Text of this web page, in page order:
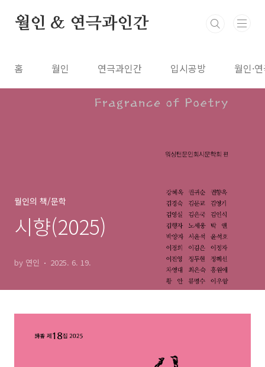
월인 & 연극과인간
홈 월인 연극과인간 입시공방 월인·
월인의 책/문학
시향(2025)
by 연인 2025. 6. 19.